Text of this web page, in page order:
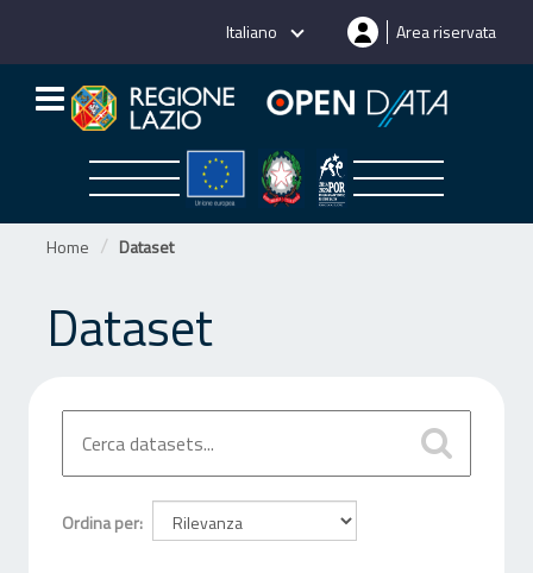
Italiano Area riservata
Home Dataset
Dataset
Ordina per